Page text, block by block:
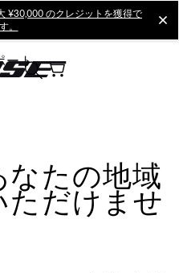
¥30,000 のクレジットを獲得で
。
ート
なたの地域
ただけませ